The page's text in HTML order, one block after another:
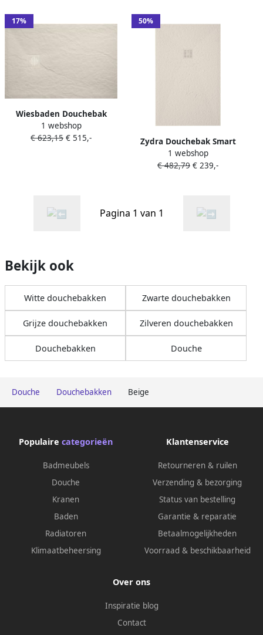
Douche Douchebakken Beige
17%
Wiesbaden Douchebak
Stonea Antislip Composiet
90x160x3 cm Inkortbaar
1 webshop
€ 623,15 € 515,-
50%
Zydra Douchebak Smart
Slate Naturel Zand (Alle
Maten)
1 webshop
€ 482,79 € 239,-
Pagina 1 van 1
Bekijk ook
Witte douchebakken Zwarte douchebakken
Grijze douchebakken Zilveren douchebakken
Douchebakken Douche
Populaire categorieën
Badmeubels
Douche
Kranen
Baden
Radiatoren
Klimaatbeheersing
Klantenservice
Retourneren & ruilen
Verzending & bezorging
Status van bestelling
Garantie & reparatie
Betaalmogelijkheden
Voorraad & beschikbaarheid
Over ons
Inspiratie blog
Contact